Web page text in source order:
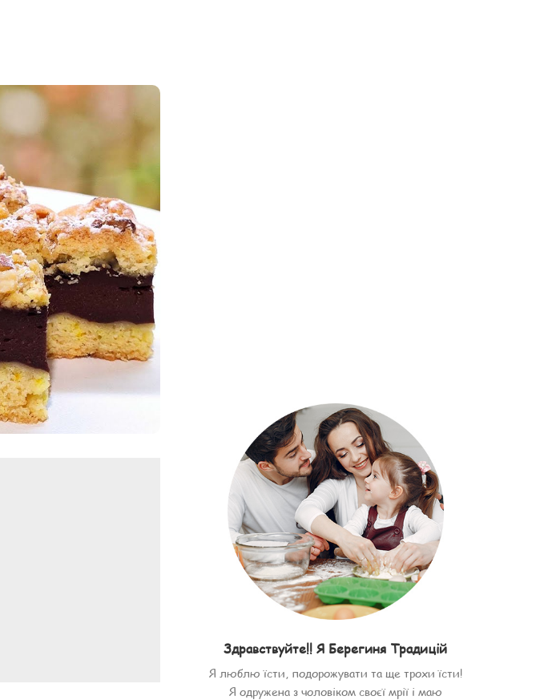
Здравствуйте!! Я Берегиня Традицій
Я люблю їсти, подорожувати та ще трохи їсти!
Я одружена з чоловіком своєї мрії і маю